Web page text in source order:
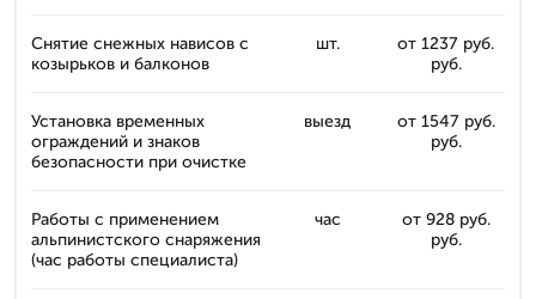
Снятие снежных нависов с
козырьков и балконов
шт.
от 1237 руб.
руб.
Установка временных
ограждений и знаков
безопасности при очистке
выезд
от 1547 руб.
руб.
Работы с применением
альпинистского снаряжения
(час работы специалиста)
час
от 928 руб.
руб.